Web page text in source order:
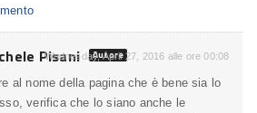
Pisani Autore
Wednesday, April 27, 2016 alle ore 00:08
al nome della pagina che è bene sia lo
verifica che lo siano anche le